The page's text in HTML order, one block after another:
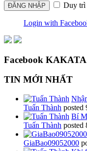
Duy trì
Login with
Facebook
TIN MỚI NHẤT
Tuấn Thành posted
Bí
Tuấn Thành posted
GiaBao09052000